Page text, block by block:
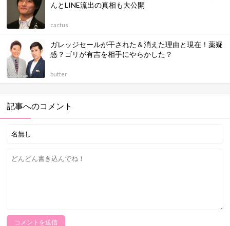
んとLINE流出の真相も大公開
cactus
ガレッジセールが干された＆消えた理由と現在！薬疑
惑？ゴリが有吉を相手にやらかした？
butter
記事へのコメント